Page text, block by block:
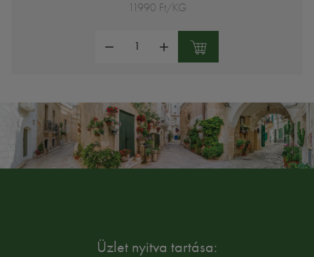
11990 Ft/KG
Üzlet nyitva tartása: